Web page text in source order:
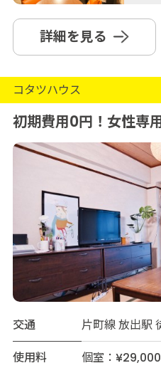
詳細を見る
コタツハウス
初期費用0円！女性専
交通
片町線 放出駅
使用料
個室：